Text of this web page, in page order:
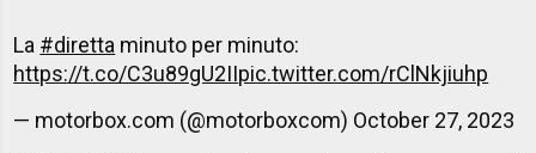
La #diretta minuto per minuto:
https://t.co/C3u89gU2IIpic.twitter.com/rClNkjiuhp
— motorbox.com (@motorboxcom) October 27, 2023